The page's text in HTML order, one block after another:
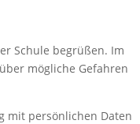
Schule begrüßen. Im
mögliche Gefahren
mit persönlichen Daten